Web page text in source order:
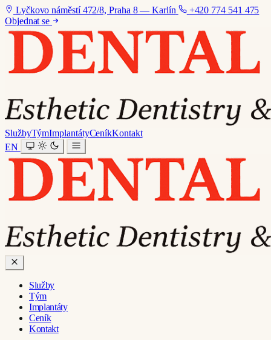
Lyčkovo náměstí 472/8, Praha 8 — Karlín
+420 774 541 475
Objednat se
SlužbyTýmImplantátyCeníkKontakt
EN
Služby
Tým
Implantáty
Ceník
Kontakt